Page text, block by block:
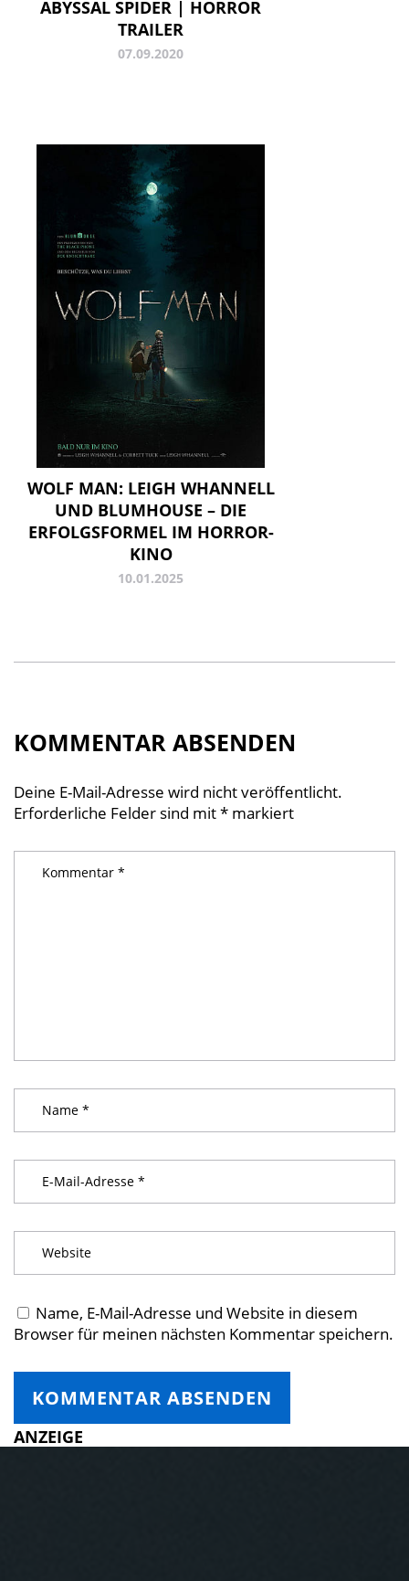
ABYSSAL SPIDER | HORROR
TRAILER
07.09.2020
WOLF MAN: LEIGH WHANNELL
UND BLUMHOUSE – DIE
ERFOLGSFORMEL IM HORROR-
KINO
10.01.2025
KOMMENTAR ABSENDEN
Deine E-Mail-Adresse wird nicht veröffentlicht.
Erforderliche Felder sind mit* markiert
Name, E-Mail-Adresse und Website in diesem
Browser für meinen nächsten Kommentar speichern.
ANZEIGE